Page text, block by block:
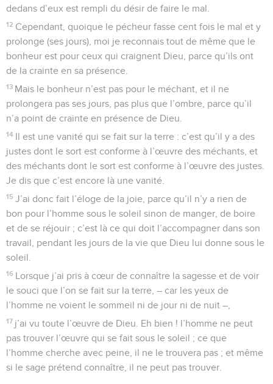
dedans d’eux est rempli du désir de faire le mal.
12 Cependant, quoique le pécheur fasse cent fois le mal et y
prolonge (ses jours), moi je reconnais tout de même que le
bonheur est pour ceux qui craignent Dieu, parce qu’ils ont
de la crainte en sa présence.
13 Mais le bonheur n’est pas pour le méchant, et il ne
prolongera pas ses jours, pas plus que l’ombre, parce qu’il
n’a point de crainte en présence de Dieu.
14 Il est une vanité qui se fait sur la terre : c’est qu’il y a des
justes dont le sort est conforme à l’œuvre des méchants, et
des méchants dont le sort est conforme à l’œuvre des justes.
Je dis que c’est encore là une vanité.
15 J’ai donc fait l’éloge de la joie, parce qu’il n’y a rien de
bon pour l’homme sous le soleil sinon de manger, de boire
et de se réjouir ; c’est là ce qui doit l’accompagner dans son
travail, pendant les jours de la vie que Dieu lui donne sous le
soleil.
16 Lorsque j’ai pris à cœur de connaître la sagesse et de voir
le souci que l’on se fait sur la terre, – car les yeux de
l’homme ne voient le sommeil ni de jour ni de nuit –,
17 j’ai vu toute l’œuvre de Dieu. Eh bien ! l’homme ne peut
pas trouver l’œuvre qui se fait sous le soleil ; ce que
l’homme cherche avec peine, il ne le trouvera pas ; et même
si le sage prétend connaître, il ne peut pas trouver.